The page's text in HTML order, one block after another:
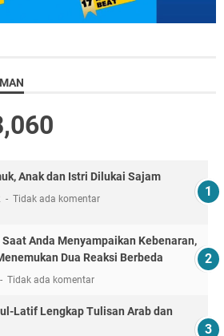
Anak dan Istri Dilukai Sajam
Tidak ada komentar
Saat Anda Menyampaikan Kebenaran,
Dua Reaksi Berbeda
Tidak ada komentar
Latif Lengkap Tulisan Arab dan